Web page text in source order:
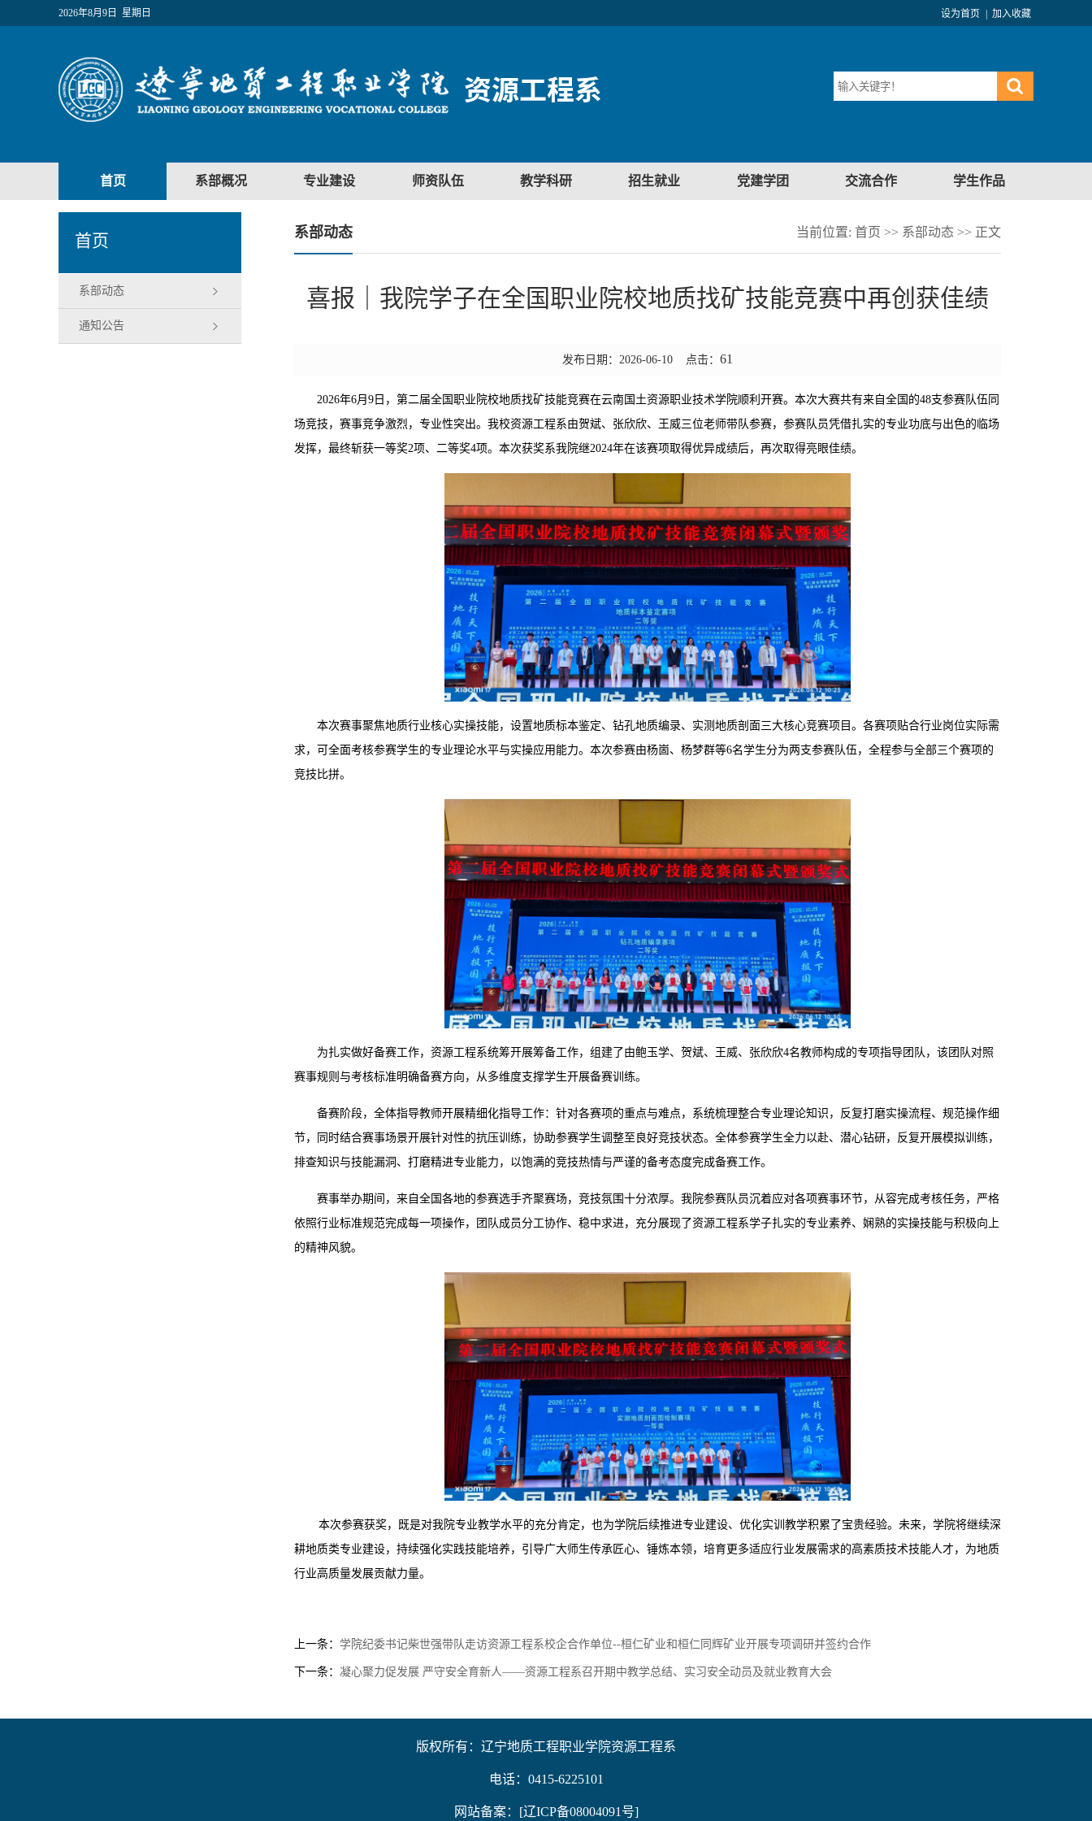
2026年8月9日 星期日 设为首页 加入收藏
首页 系部概况 专业建设 师资队伍 教学科研 招生就业 党建学团 交流合作 学生作品
首页
系部动态
通知公告
系部动态 当前位置: 首页 >> 系部动态 >> 正文
喜报｜我院学子在全国职业院校地质找矿技能竞赛中再创获佳绩
发布日期：2026-06-10 点击： 61
2026年6月9日，第二届全国职业院校地质找矿技能竞赛在云南国土资源职业技术学院顺利开赛。本次大赛共有来自全国的48支参赛队伍同
场竞技，赛事竞争激烈，专业性突出。我校资源工程系由贺斌、张欣欣、王威三位老师带队参赛，参赛队员凭借扎实的专业功底与出色的临场
发挥，最终斩获一等奖2项、二等奖4项。本次获奖系我院继2024年在该赛项取得优异成绩后，再次取得亮眼佳绩。
本次赛事聚焦地质行业核心实操技能，设置地质标本鉴定、钻孔地质编录、实测地质剖面三大核心竞赛项目。各赛项贴合行业岗位实际需
求，可全面考核参赛学生的专业理论水平与实操应用能力。本次参赛由杨崮、杨梦群等6名学生分为两支参赛队伍，全程参与全部三个赛项的
竞技比拼。
为扎实做好备赛工作，资源工程系统筹开展筹备工作，组建了由鲍玉学、贺斌、王威、张欣欣4名教师构成的专项指导团队，该团队对照
赛事规则与考核标准明确备赛方向，从多维度支撑学生开展备赛训练。
备赛阶段，全体指导教师开展精细化指导工作：针对各赛项的重点与难点，系统梳理整合专业理论知识，反复打磨实操流程、规范操作细
节，同时结合赛事场景开展针对性的抗压训练，协助参赛学生调整至良好竞技状态。全体参赛学生全力以赴、潜心钻研，反复开展模拟训练，
排查知识与技能漏洞、打磨精进专业能力，以饱满的竞技热情与严谨的备考态度完成备赛工作。
赛事举办期间，来自全国各地的参赛选手齐聚赛场，竞技氛围十分浓厚。我院参赛队员沉着应对各项赛事环节，从容完成考核任务，严格
依照行业标准规范完成每一项操作，团队成员分工协作、稳中求进，充分展现了资源工程系学子扎实的专业素养、娴熟的实操技能与积极向上
的精神风貌。
本次参赛获奖，既是对我院专业教学水平的充分肯定，也为学院后续推进专业建设、优化实训教学积累了宝贵经验。未来，学院将继续深
耕地质类专业建设，持续强化实践技能培养，引导广大师生传承匠心、锤炼本领，培育更多适应行业发展需求的高素质技术技能人才，为地质
行业高质量发展贡献力量。
上一条： 学院纪委书记柴世强带队走访资源工程系校企合作单位--桓仁矿业和桓仁同辉矿业开展专项调研并签约合作
下一条： 凝心聚力促发展 严守安全育新人——资源工程系召开期中教学总结、实习安全动员及就业教育大会
版权所有：辽宁地质工程职业学院资源工程系
电话：0415-6225101
网站备案：[辽ICP备08004091号]